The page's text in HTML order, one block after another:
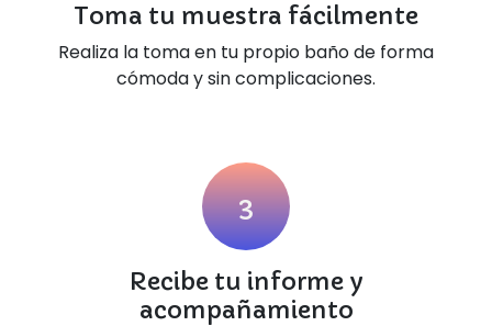
Toma tu muestra fácilmente
Realiza la toma en tu propio baño de forma
cómoda y sin complicaciones.
3
Recibe tu informe y
acompañamiento